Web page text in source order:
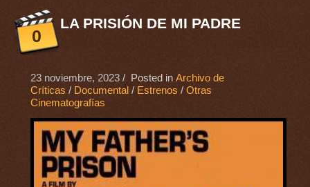
0
LA PRISIÓN DE MI PADRE
23 noviembre, 2023/ Posted in Archivo de
Críticas / Documental / Estrenos / Otras
Cinematografías